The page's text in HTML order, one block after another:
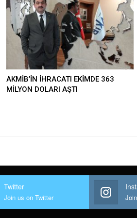
AKMİB’İN İHRACATI EKİMDE 363
MİLYON DOLARI AŞTI
Twitter
Join us on Twitter